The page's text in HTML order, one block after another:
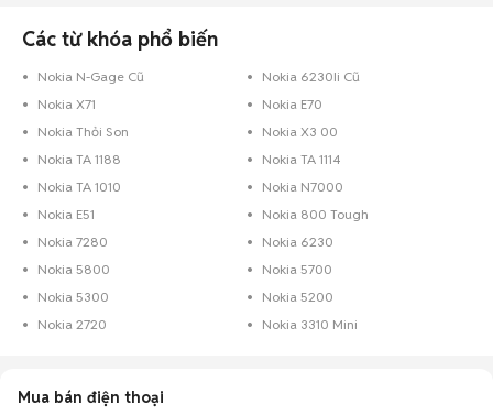
Các từ khóa phổ biến
Nokia N-Gage Cũ
Nokia 6230Ii Cũ
Nokia X71
Nokia E70
Nokia Thỏi Son
Nokia X3 00
Nokia TA 1188
Nokia TA 1114
Nokia TA 1010
Nokia N7000
Nokia E51
Nokia 800 Tough
Nokia 7280
Nokia 6230
Nokia 5800
Nokia 5700
Nokia 5300
Nokia 5200
Nokia 2720
Nokia 3310 Mini
Mua bán điện thoại